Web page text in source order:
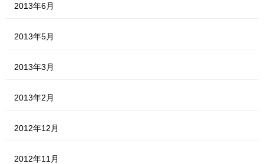
2013年6月
2013年5月
2013年3月
2013年2月
2012年12月
2012年11月